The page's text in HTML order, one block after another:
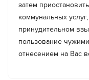
затем
коммунальных
принудительном
пользование
отнесением на Вас